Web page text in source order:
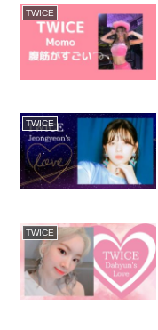
TWICE
TWICE
TWICE